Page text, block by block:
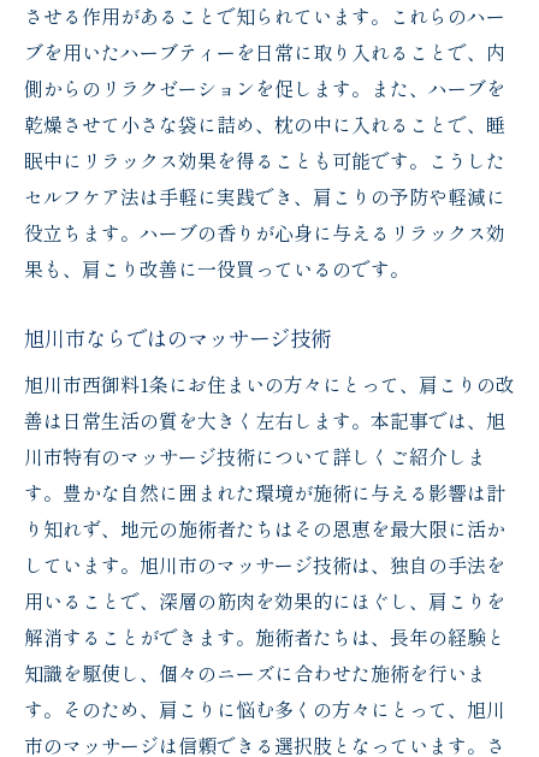
させる作用があることで知られています。これらのハー
ブを用いたハーブティーを日常に取り入れることで、内
側からのリラクゼーションを促します。また、ハーブを
乾燥させて小さな袋に詰め、枕の中に入れることで、睡
眠中にリラックス効果を得ることも可能です。こうした
セルフケア法は手軽に実践でき、肩こりの予防や軽減に
役立ちます。ハーブの香りが心身に与えるリラックス効
果も、肩こり改善に一役買っているのです。
旭川市ならではのマッサージ技術
旭川市西御料1条にお住まいの方々にとって、肩こりの改
善は日常生活の質を大きく左右します。本記事では、旭
川市特有のマッサージ技術について詳しくご紹介しま
す。豊かな自然に囲まれた環境が施術に与える影響は計
り知れず、地元の施術者たちはその恩恵を最大限に活か
しています。旭川市のマッサージ技術は、独自の手法を
用いることで、深層の筋肉を効果的にほぐし、肩こりを
解消することができます。施術者たちは、長年の経験と
知識を駆使し、個々のニーズに合わせた施術を行いま
す。そのため、肩こりに悩む多くの方々にとって、旭川
市のマッサージは信頼できる選択肢となっています。さ